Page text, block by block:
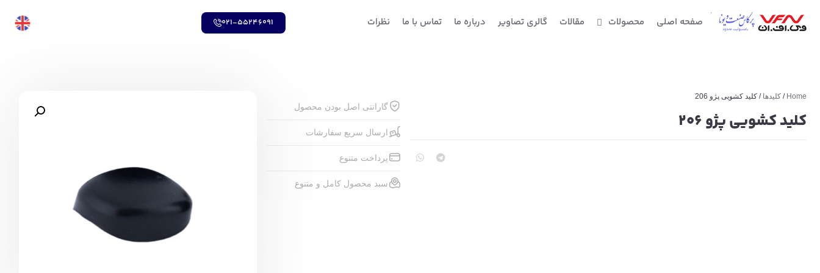
صفحه اصلی محصولات مقالات گالری تصاویر درباره ما تماس با ما نظرات 021-55246091
Home
/ کلیدها / کلید کشویی پژو 206
کلید کشویی پژو 206
گارانتی اصل بودن محصول
ارسال سریع سفارشات
پرداخت متنوع
سبد محصول کامل و متنوع